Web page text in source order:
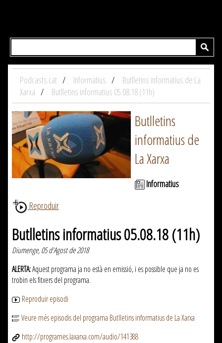
Podcasts.cat Informatius
Butlletins informatius de La
Xarxa
Butlletins informatius 05.08.18 (11h)
Butlletins
informatius de
La Xarxa
Informatius
Reproduir
Butlletins informatius 05.08.18 (11h)
Diumenge, 05 d'Agost de 2018
ALERTA:Aquest programa ja no està en emissió, i es possible que ja no es
trobin els fitxers del programa.
Reproduir episodi
Veure més episodis del programa Butlletins informatius de La Xarxa
http://programes.laxarxa.com/audio/141388